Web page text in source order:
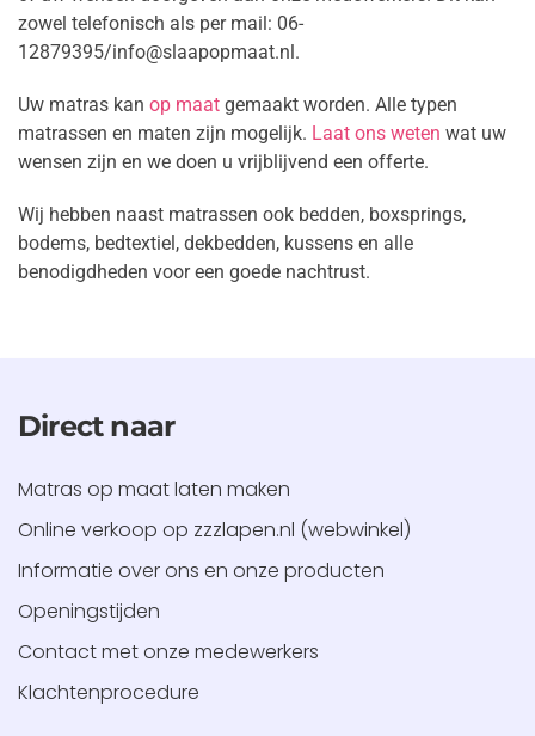
zowel telefonisch als per mail: 06-
12879395/info@slaapopmaat.nl.
Uw matras kan op maat gemaakt worden. Alle typen
matrassen en maten zijn mogelijk. Laat ons weten wat uw
wensen zijn en we doen u vrijblijvend een offerte.
Wij hebben naast matrassen ook bedden, boxsprings,
bodems, bedtextiel, dekbedden, kussens en alle
benodigdheden voor een goede nachtrust.
Direct naar
Matras op maat laten maken
Online verkoop op zzzlapen.nl (webwinkel)
Informatie over ons en onze producten
Openingstijden
Contact met onze medewerkers
Klachtenprocedure